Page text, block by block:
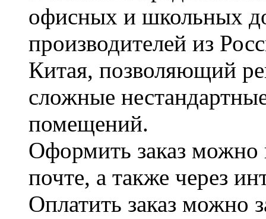
офисных и школьных
производителей из
Китая, позволяющий
сложные
помещений.
Оформить заказ можно
почте, а также через
Оплатить заказ можно